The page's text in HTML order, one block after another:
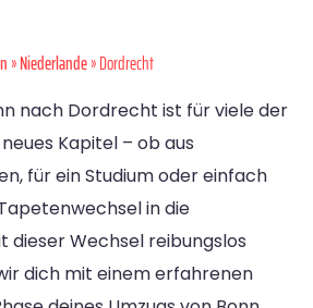
»Niederlande» Dordrecht
nach Dordrecht ist für viele der
Kapitel – ob aus
für ein Studium oder einfach
in die
dieser Wechsel reibungslos
dich mit einem erfahrenen